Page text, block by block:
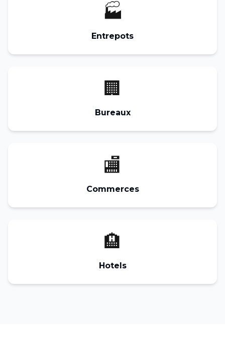
🏭
Entrepots
🏢
Bureaux
🏬
Commerces
🏨
Hotels